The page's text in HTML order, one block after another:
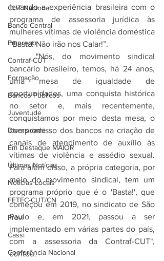
CUT Nacional
Banco Central
Emprego
Contraf-CUT
Formação
Bancos Públicos
Juventude
Diversidade
Em Destaque MAIOR
Últimas Notícias
Notícias Locais
FETEC-CUT/CN
Previ
Cassi
Conferência Nacional
levando a experiência brasileira com o
programa de assessoria jurídica às
mulheres vítimas de violência doméstica
“Basta! Não irão nos Calar!”.
	"Nós, do movimento sindical
bancário brasileiro, temos, há 24 anos,
uma mesa de igualdade de
oportunidades, uma conquista histórica
no setor e, mais recentemente,
conquistamos por meio desta mesa, o
compromisso dos bancos na criação de
canais de atendimento de auxílio às
vítimas de violência e assédio sexual.
Para além disso, a própria categoria, por
meio do movimento sindical, tem um
programa próprio que é o 'Basta!', que
começou em 2019, no sindicato de São
Paulo e, em 2021, passou a ser
implementado em várias partes do país,
com a assessoria da Contraf-CUT",
contou.